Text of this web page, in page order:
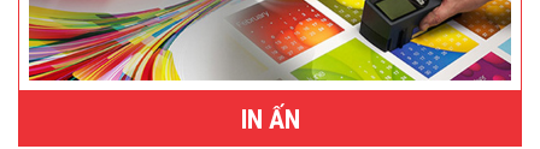
IN ẤN